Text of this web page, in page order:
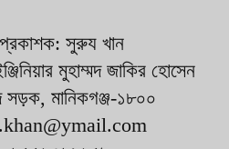
সুরুয খান
মুহাম্মদ জাকির হোসেন
সড়ক, মানিকগঞ্জ-১৮০০